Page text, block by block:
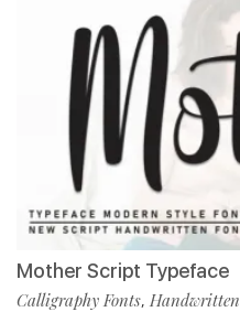
Mother Script Typeface
Calligraphy Fonts,